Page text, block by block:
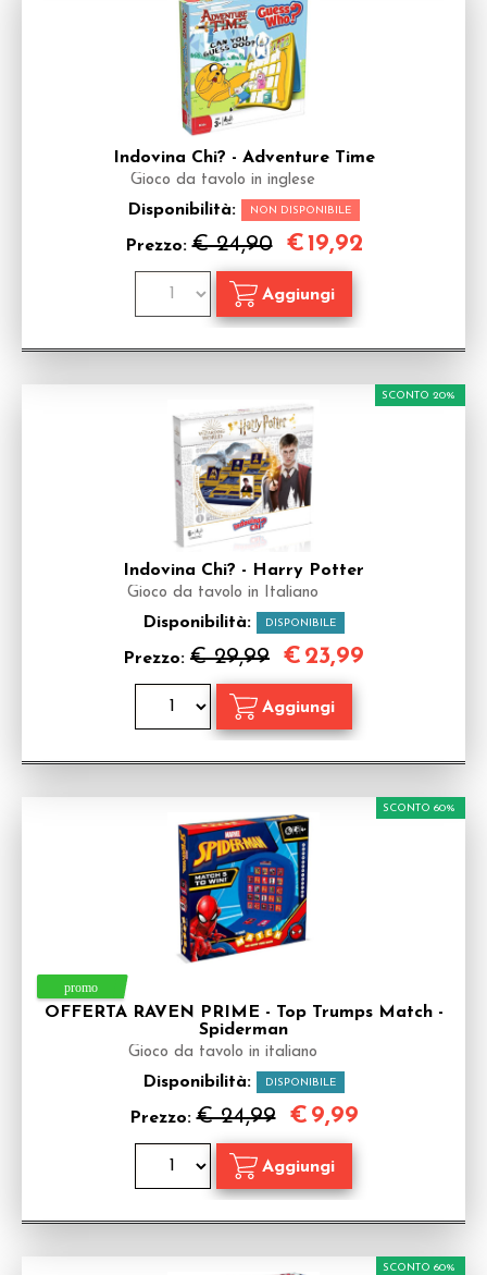
Indovina Chi? - Adventure Time
Gioco da tavolo in inglese
Disponibilità: NON DISPONIBILE
Prezzo:€ 24,90 €19,92
Indovina Chi? - Harry Potter
Gioco da tavolo in Italiano
Disponibilità: DISPONIBILE
Prezzo: € 29,99
SCONTO 20%
€ 23,99
OFFERTA RAVEN PRIME - Top Trumps Match -
Spiderman
Gioco da tavolo in italiano
Disponibilità: DISPONIBILE
Prezzo:€ 24,99
SCONTO 60%
€ 9,99
SCONTO 60%